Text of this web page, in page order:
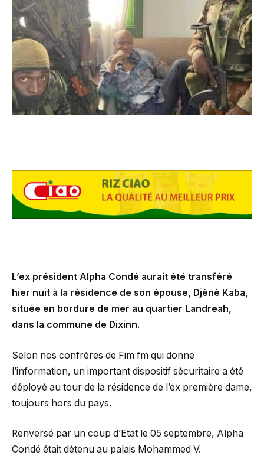
L’ex président Alpha Condé aurait été transféré
hier nuit à la résidence de son épouse, Djènè Kaba,
située en bordure de mer au quartier Landreah,
dans la commune de Dixinn.
Selon nos confrères de Fim fm qui donne
l’information, un important dispositif sécuritaire a été
déployé au tour de la résidence de l’ex première dame,
toujours hors du pays.
Renversé par un coup d’Etat le 05 septembre, Alpha
Condé était détenu au palais Mohammed V.